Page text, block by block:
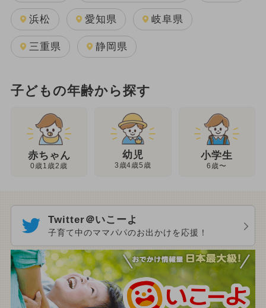
浜松 愛知県 岐阜県
三重県 静岡県
子どもの年齢から探す
赤ちゃん
0歳1歳2歳
幼児
3歳4歳5歳
小学生
6歳〜
Twitter＠いこーよ
子育て中のママパパのお出かけを応援！